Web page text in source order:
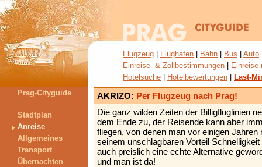
Flugzeug Flughafen Bahn Bus Auto
Einreise- & Zollbestimmungen
Einreise
Hotelsuche
Hotelbewertungen
Last-
Prag-Cityguide
Stadtplan
Anreise
Allgemeines
Transport
Übernachten
AKRIZO: Per Flugzeug nach Prag!
Die ganz wilden Zeiten der Billigfluglinien
dem Ende zu, der Reisende kann aber
fliegen, von denen man vor einigen Jahren
seinem unschlagbaren Vorteil
auch preislich eine echte Alternative
und man ist da!